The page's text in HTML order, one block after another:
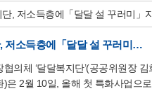
황성동 달달복지단, 저소득층에「달달 설 꾸러미」지원
의체 ‘달달복지단’(공공위원장 김
)은 2월 10일, 올해 첫 특화사업으